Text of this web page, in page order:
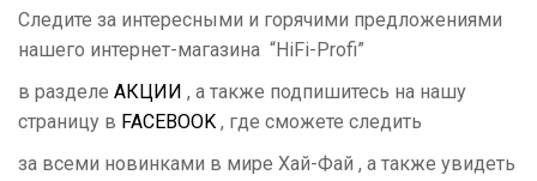
Следите за интересными и горячими предложениями
нашего интернет-магазина “HiFi- Profi”
в разделе АКЦИИ , а также подпишитесь на нашу
страницу в FACEBOOK , где сможете следить
за всеми новинками в мире Хай-Фай , а также увидеть